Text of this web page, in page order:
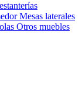
Mesas laterales
Otros muebles